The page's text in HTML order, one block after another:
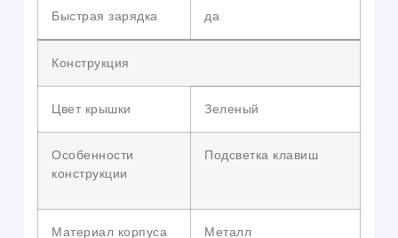
Быстрая зарядка да
Конструкция
Цвет крышки Зеленый
Особенности
конструкции
Подсветка клавиш
Материал корпуса Металл